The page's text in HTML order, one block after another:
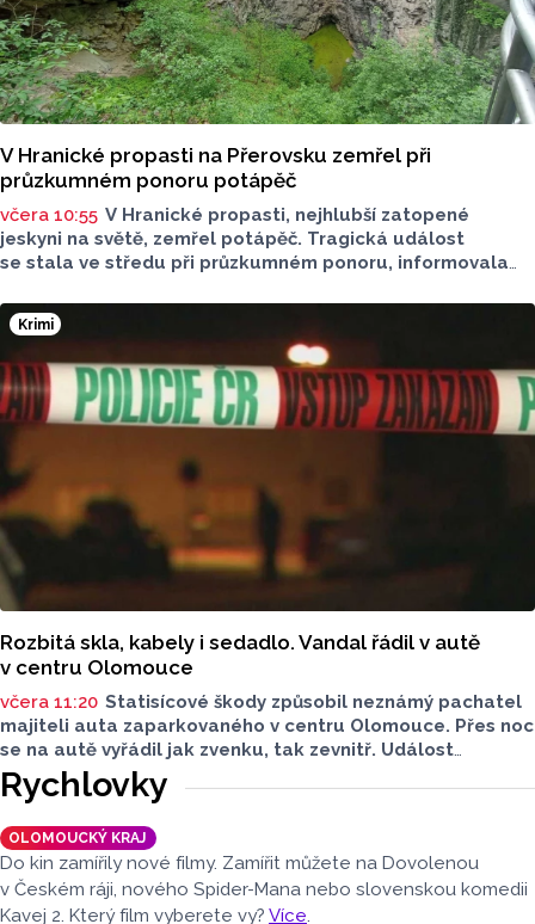
V Hranické propasti na Přerovsku zemřel při
průzkumném ponoru potápěč
včera 10:55 V Hranické propasti, nejhlubší zatopené
jeskyni na světě, zemřel potápěč. Tragická událost
se stala ve středu při průzkumném ponoru, informovala
bylo vyzvednuto v noci na dnešek z hloubky 186 metrů.
Na případ upozornil server Novinky.cz. Policie případ
vyšetřuje pro trestný čin usmrcení z nedbalosti, řekla dnes
ČTK policejní mluvčí Miluše Zajícová. Muž byl letecký
záchranář, speleo potápěč a hasič z centrální hasičské
stanice v Kladně, uvedli na sociální síti středočeští hasiči.
Krimi
Rozbitá skla, kabely i sedadlo. Vandal řádil v autě
v centru Olomouce
včera 11:20 Statisícové škody způsobil neznámý pachatel
majiteli auta zaparkovaného v centru Olomouce. Přes noc
se na autě vyřádil jak zvenku, tak zevnitř. Událost
vyšetřovali olomoučtí policisté a v ranních hodinách o ní
informovala tisková mluvčí Marie Šafářová. Pachateli
hrozí i vězení.
Rychlovky
OLOMOUCKÝ KRAJ
Do kin zamířily nové filmy. Zamířit můžete na Dovolenou
v Českém ráji, nového Spider-Mana nebo slovenskou komedii
Kavej 2. Který film vyberete vy? Více.